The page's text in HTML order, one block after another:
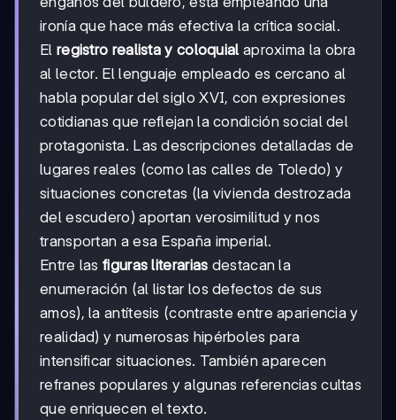
ironía que hace más efectiva la crítica social.
El registro realista y coloquial aproxima la obra
al lector. El lenguaje empleado es cercano al
habla popular del siglo XVI, con expresiones
cotidianas que reflejan la condición social del
protagonista. Las descripciones detalladas de
lugares reales (como las calles de Toledo) y
situaciones concretas (la vivienda destrozada
del escudero) aportan verosimilitud y nos
transportan a esa España imperial.
Entre las figuras literarias destacan la
enumeración (al listar los defectos de sus
amos), la antítesis (contraste entre apariencia y
realidad) y numerosas hipérboles para
intensificar situaciones. También aparecen
refranes populares y algunas referencias cultas
que enriquecen el texto.